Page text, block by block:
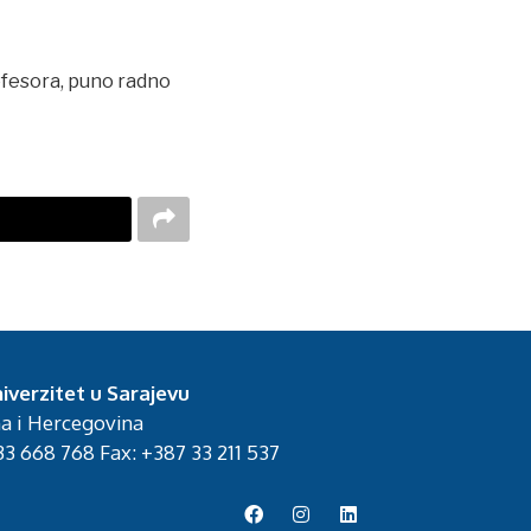
puno radno
u Sarajevu
i Hercegovina
668 768 Fax: +387 33 211 537